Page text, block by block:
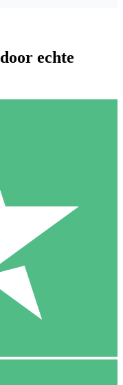
Geen maandelijkse
echte